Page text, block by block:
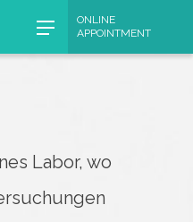
ONLINE
APPOINTMENT
Labor, wo